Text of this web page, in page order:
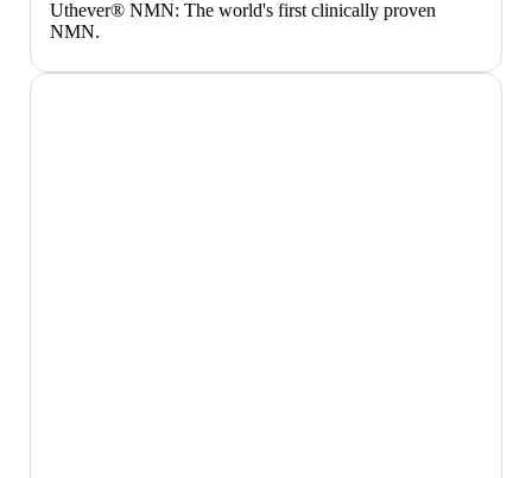
Uthever® NMN: The world's first clinically proven
NMN.